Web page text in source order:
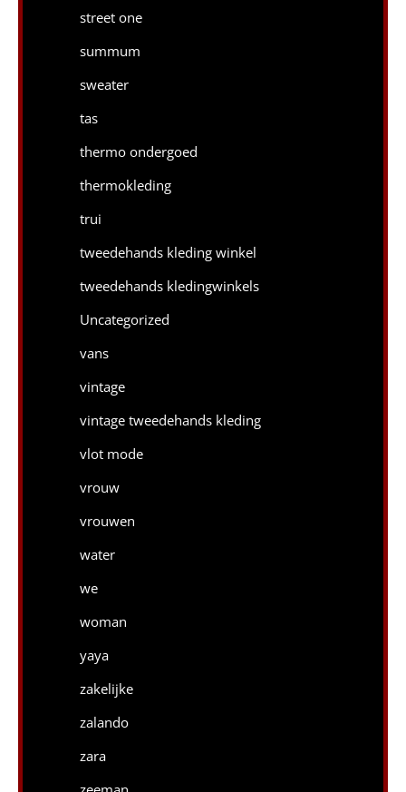
street one
summum
sweater
tas
thermo ondergoed
thermokleding
trui
tweedehands kleding winkel
tweedehands kledingwinkels
Uncategorized
vans
vintage
vintage tweedehands kleding
vlot mode
vrouw
vrouwen
water
we
woman
yaya
zakelijke
zalando
zara